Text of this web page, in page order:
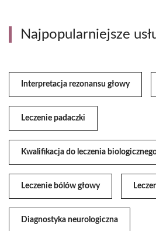
Najpopularniejsze
Interpretacja rezonansu głowy
Leczenie padaczki
Kwalifikacja do leczenia
Leczenie bólów głowy
Diagnostyka neurologiczna